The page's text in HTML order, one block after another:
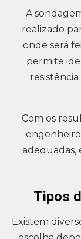
A
realizado
onde será
permite
Com os
adequadas,
Tipos
Existem